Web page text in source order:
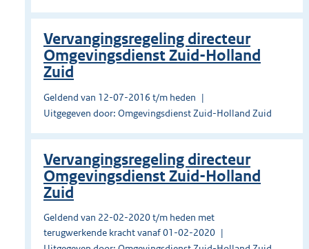
Vervangingsregeling directeur
Omgevingsdienst Zuid-Holland
Zuid
Geldend van 12-07-2016 t/m heden
Uitgegeven door: Omgevingsdienst Zuid-Holland Zuid
Vervangingsregeling directeur
Omgevingsdienst Zuid-Holland
Zuid
Geldend van 22-02-2020 t/m heden met
terugwerkende kracht vanaf 01-02-2020